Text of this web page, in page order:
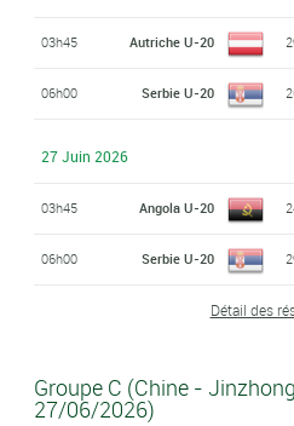
03h45 Autriche U-20
06h00 Serbie U-20
27 Juin 2026
03h45 Angola U-20
06h00 Serbie U-20
Détail des
Groupe C (Chine -
27/06/2026)